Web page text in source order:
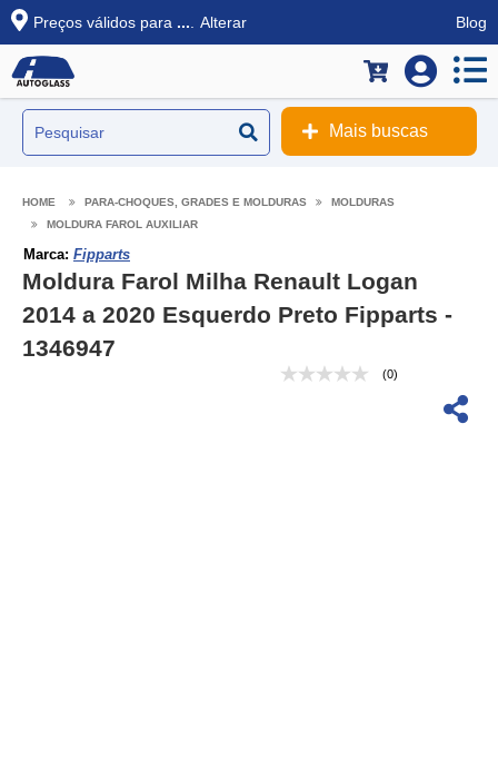
Preços válidos para ... Alterar Blog
Mais buscas
PARA-CHOQUES, GRADES E MOLDURAS
MOLDURAS
MOLDURA FAROL AUXILIAR
Marca: Fipparts
Moldura Farol Milha Renault Logan
2014 a 2020 Esquerdo Preto Fipparts -
1346947
(0)